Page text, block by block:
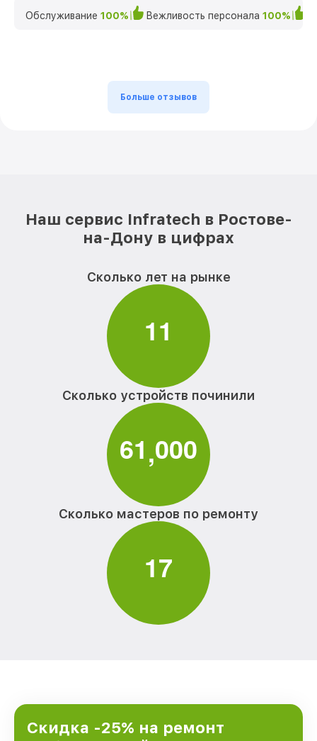
Обслуживание 100% Вежливость персонала 100%
Больше отзывов
Наш сервис Infratech в Ростове-
на-Дону в цифрах
Сколько лет на рынке
11
Сколько устройств починили
61,000
Сколько мастеров по ремонту
17
Скидка -25% на ремонт